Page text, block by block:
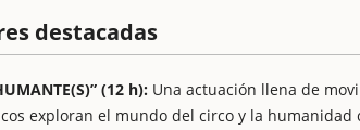
destacadas
(12 h): Una actuación llena de
exploran el mundo del circo y la